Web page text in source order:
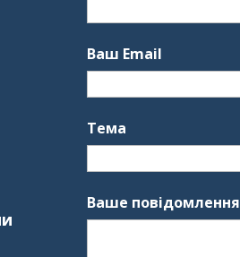
Ваш Email
Тема
Ваше повідомлення